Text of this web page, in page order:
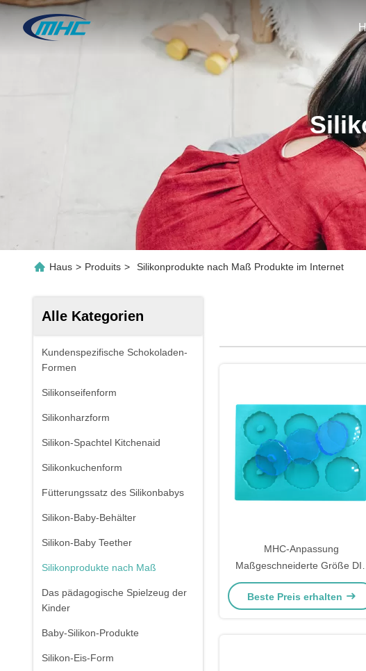
Haus > Produits > Silikonprodukte nach Maß Produkte im Internet
Alle Kategorien
Kundenspezifische Schokoladen-
Formen
Silikonseifenform
Silikonharzform
Silikon-Spachtel Kitchenaid
Silikonkuchenform
Fütterungssatz des Silikonbabys
Silikon-Baby-Behälter
Silikon-Baby Teether
Silikonprodukte nach Maß
Das pädagogische Spielzeug der
Kinder
Baby-Silikon-Produkte
Silikon-Eis-Form
MHC-Anpassung
Maßgeschneiderte Größe DIY
Handgefertigt 6 Hohlräume
Epoxisilikon Formen Schmuck
Beste Preis erhalten